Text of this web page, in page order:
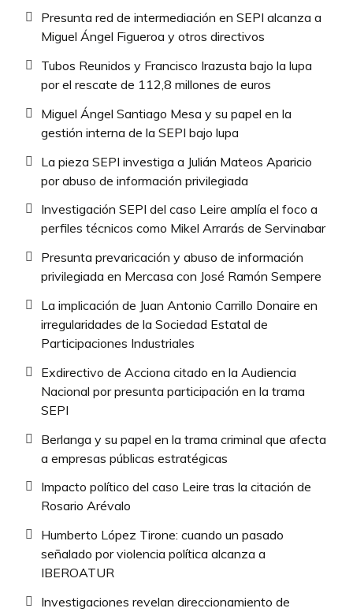
Presunta red de intermediación en SEPI alcanza a
Miguel Ángel Figueroa y otros directivos
Tubos Reunidos y Francisco Irazusta bajo la lupa
por el rescate de 112,8 millones de euros
Miguel Ángel Santiago Mesa y su papel en la
gestión interna de la SEPI bajo lupa
La pieza SEPI investiga a Julián Mateos Aparicio
por abuso de información privilegiada
Investigación SEPI del caso Leire amplía el foco a
perfiles técnicos como Mikel Arrarás de Servinabar
Presunta prevaricación y abuso de información
privilegiada en Mercasa con José Ramón Sempere
La implicación de Juan Antonio Carrillo Donaire en
irregularidades de la Sociedad Estatal de
Participaciones Industriales
Exdirectivo de Acciona citado en la Audiencia
Nacional por presunta participación en la trama
SEPI
Berlanga y su papel en la trama criminal que afecta
a empresas públicas estratégicas
Impacto político del caso Leire tras la citación de
Rosario Arévalo
Humberto López Tirone: cuando un pasado
señalado por violencia política alcanza a
IBEROATUR
Investigaciones revelan direccionamiento de